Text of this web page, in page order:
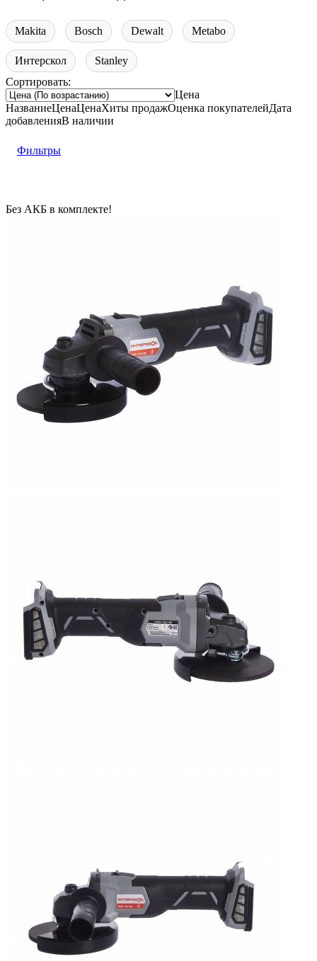
Makita Bosch Dewalt Metabo
Интерскол
Stanley
Сортировать:
Цена
НазваниеЦенаЦенаХиты продажОценка покупателейДата
добавленияВ наличии
Фильтры
Без АКБ в комплекте!